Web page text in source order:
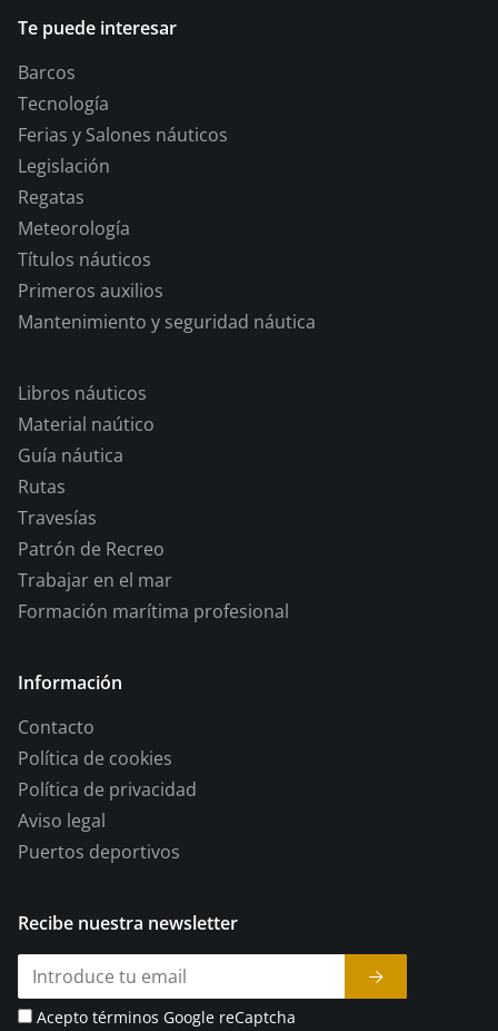
Te puede interesar
Barcos
Tecnología
Ferias y Salones náuticos
Legislación
Regatas
Meteorología
Títulos náuticos
Primeros auxilios
Mantenimiento y seguridad náutica
Libros náuticos
Material naútico
Guía náutica
Rutas
Travesías
Patrón de Recreo
Trabajar en el mar
Formación marítima profesional
Información
Contacto
Política de cookies
Política de privacidad
Aviso legal
Puertos deportivos
Recibe nuestra newsletter
Acepto términos Google reCaptcha